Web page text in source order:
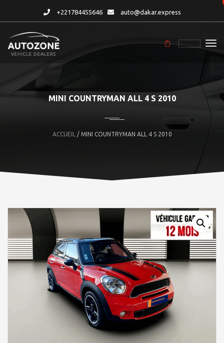
+221784455646 auto@dakar.express
MINI COUNTRYMAN ALL 4 S 2010
ACCUEIL / MINI COUNTRYMAN ALL 4 S 2010